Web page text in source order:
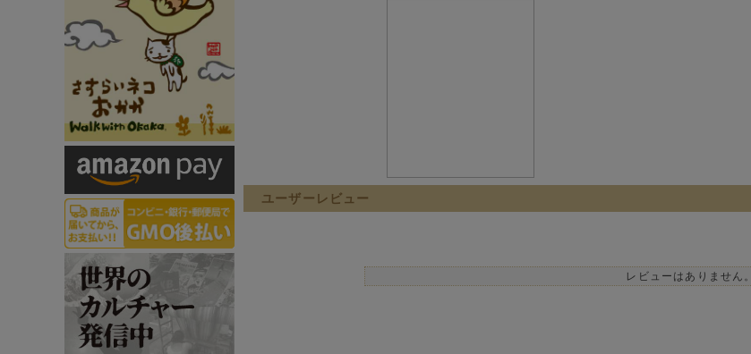
ユーザーレビュー
レビューはありません。